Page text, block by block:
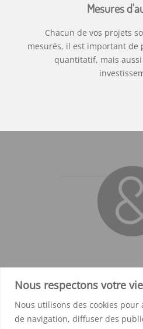
Nous respectons votre
Nous utilisons des cookies
de navigation, diffuser des
Mesures
Chacun de vos projets
mesurés, il est important de
quantitatif, mais
Notre agence, située dans
de Lille, propose de créer
audio sur mesure
Nous mettons à votre